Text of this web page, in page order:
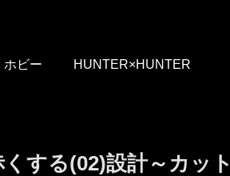
ホビー HUNTER×HUNTER
する(02)設計～カッ